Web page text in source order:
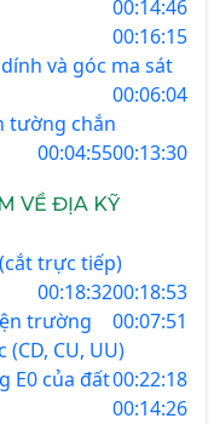
00:14:46
00:16:15
và góc ma sát
00:06:04
tường chắn
00:13:30
00:04:55
VỀ ĐỊA KỸ
trực tiếp)
00:18:53
00:18:32
trường
00:07:51
CU, UU)
00:22:18
E0 của đất
00:14:26